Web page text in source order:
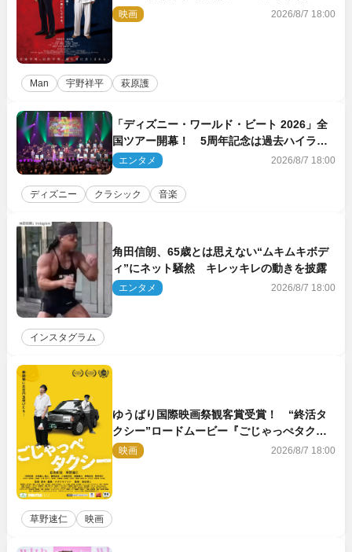
ビジュアル解禁
映画 2026/8/7 18:00
Man 宇野祥平 萩原護
「ディズニー・ワールド・ビート 2026」全
国ツアー開幕！ 5周年記念は過去ハイライ
ト＆クルーズ旅を大満喫！【潜入レポート】
エンタメ 2026/8/7 18:00
ディズニー クラシック 音楽
角田信朗、65歳とは思えない“ムキムキボデ
ィ”にネット騒然 キレッキレの動きを披露
エンタメ 2026/8/7 18:00
インスタグラム
ゆうばり国際映画祭観客賞受賞！ “終活タ
クシー”ロードムービー『ごじゃっぺタクシ
ー』10月公開＆予告解禁
映画 2026/8/7 18:00
草野速仁 映画